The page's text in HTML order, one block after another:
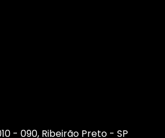
- 090, Ribeirão Preto - SP